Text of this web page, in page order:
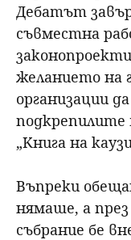
Дебатът
съвместна
желанието на
организации
„Книга на
Въпреки
нямаше, а
събрание бе